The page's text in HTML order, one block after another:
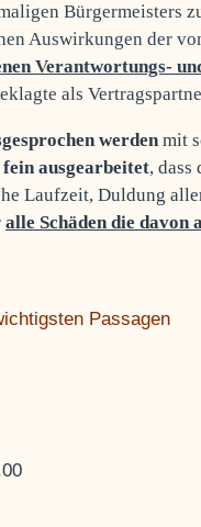
Bürgermeisters
Auswirkungen der
Verantwortungs-
als
werdenmit
ausgearbeitet, dass
Laufzeit, Duldung
alle Schäden die davon
Passagen